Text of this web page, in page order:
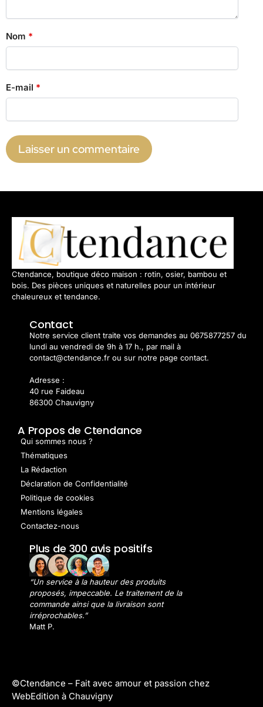
Nom *
E-mail *
Ctendance, boutique déco maison : rotin, osier, bambou et
bois. Des pièces uniques et naturelles pour un intérieur
chaleureux et tendance.
Contact
Notre service client traite vos demandes au 0675877257 du
lundi au vendredi de 9h à 17 h., par mail à
contact@ctendance.fr ou sur notre page contact.
Adresse :
40 rue Faideau
86300 Chauvigny
A Propos de Ctendance
Qui sommes nous ?
Thématiques
La Rédaction
Déclaration de Confidentialité
Politique de cookies
Mentions légales
Contactez-nous
Plus de 300 avis positifs
“Un service à la hauteur des produits
proposés, impeccable. Le traitement de la
commande ainsi que la livraison sont
irréprochables.”
Matt P.
©Ctendance – Fait avec amour et passion chez
WebEdition à Chauvigny